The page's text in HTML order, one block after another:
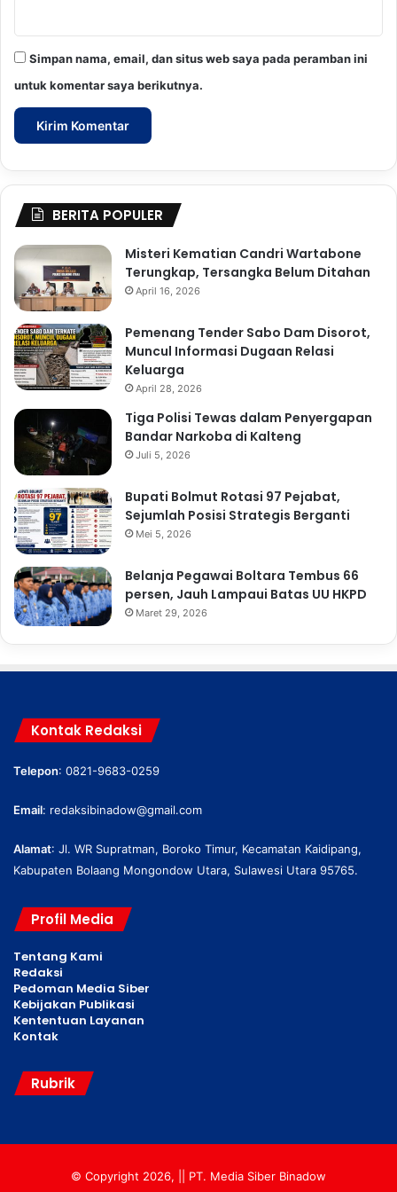
a
h
e
r
Simpan nama, email, dan situs web saya pada peramban ini
untuk komentar saya berikutnya.
BERITA POPULER
Misteri Kematian Candri Wartabone
Terungkap, Tersangka Belum Ditahan
April 16, 2026
Pemenang Tender Sabo Dam Disorot,
Muncul Informasi Dugaan Relasi
Keluarga
April 28, 2026
Tiga Polisi Tewas dalam Penyergapan
Bandar Narkoba di Kalteng
Juli 5, 2026
Bupati Bolmut Rotasi 97 Pejabat,
Sejumlah Posisi Strategis Berganti
Mei 5, 2026
Belanja Pegawai Boltara Tembus 66
persen, Jauh Lampaui Batas UU HKPD
Maret 29, 2026
Kontak Redaksi
Telepon: 0821-9683-0259
Email: redaksibinadow@gmail.com
Alamat: Jl. WR Supratman, Boroko Timur, Kecamatan Kaidipang,
Kabupaten Bolaang Mongondow Utara, Sulawesi Utara 95765.
Profil Media
Tentang Kami
Redaksi
Pedoman Media Siber
Kebijakan Publikasi
Kententuan Layanan
Kontak
Rubrik
© Copyright 2026, || PT. Media Siber Binadow